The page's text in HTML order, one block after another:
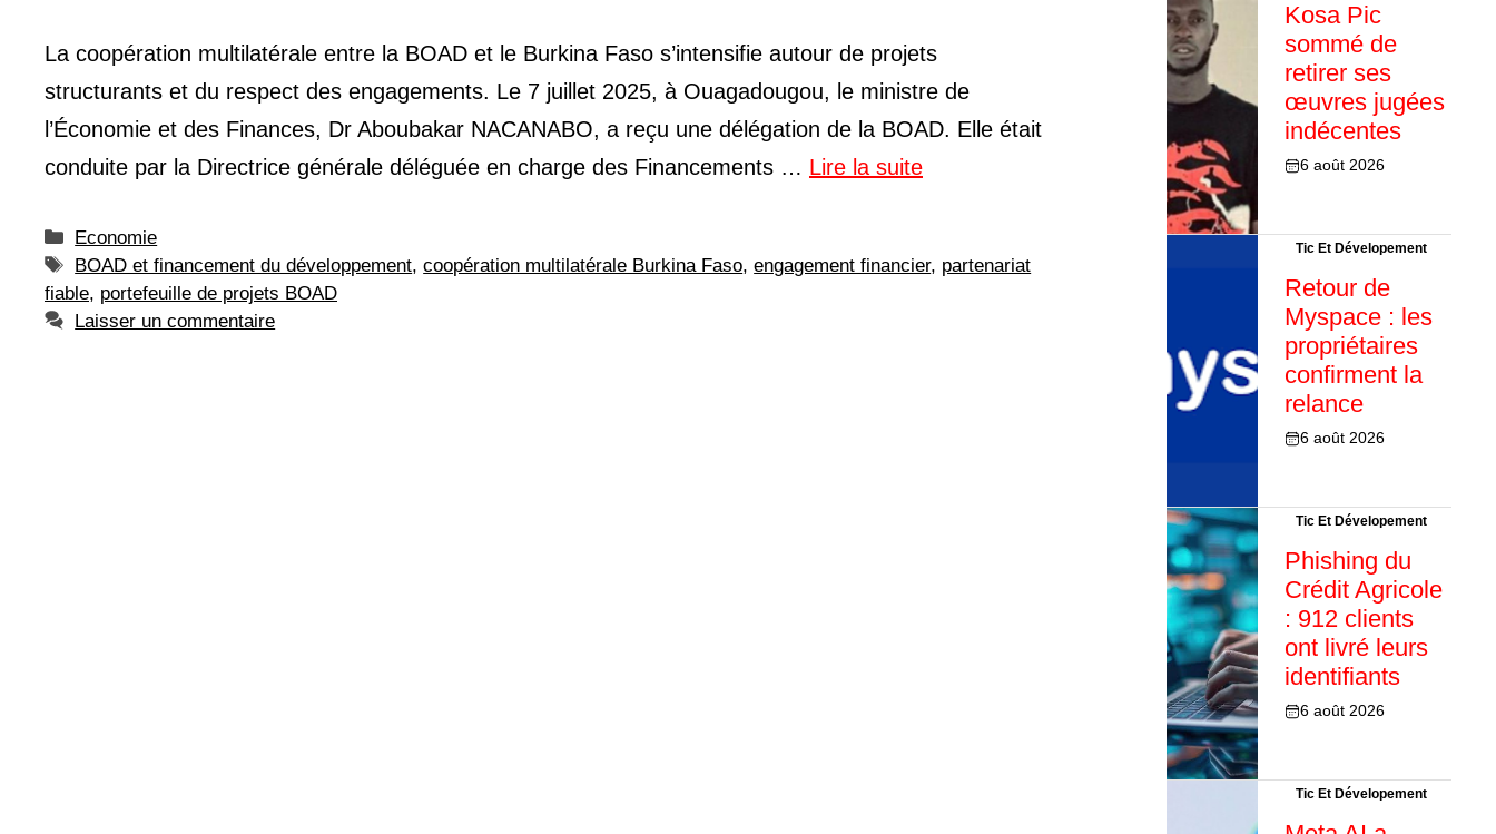
La coopération multilatérale entre la BOAD et le Burkina Faso s’intensifie autour de projets
structurants et du respect des engagements. Le 7 juillet 2025, à Ouagadougou, le ministre de
l’Économie et des Finances, Dr Aboubakar NACANABO, a reçu une délégation de la BOAD. Elle était
conduite par la Directrice générale déléguée en charge des Financements … Lire la suite
Catégories
Economie
Étiquettes
BOAD et financement du développement,coopération multilatérale Burkina Faso,engagement financier, partenariat
fiable, portefeuille de projets BOAD
Laisser un commentaire
Kosa Pic
sommé de
retirer ses
œuvres jugées
indécentes
6 août 2026
Tic Et Dévelopement
Retour de
Myspace : les
propriétaires
confirment la
relance
6 août 2026
Tic Et Dévelopement
Phishing du
Crédit Agricole
: 912 clients
ont livré leurs
identifiants
6 août 2026
Tic Et Dévelopement